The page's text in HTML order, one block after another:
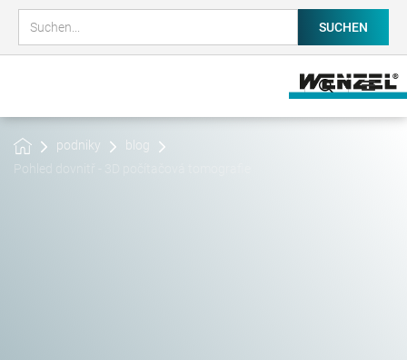
podniky
blog
Pohled dovnitř - 3D počítačová tomografie